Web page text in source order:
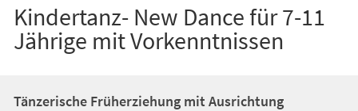
Kindertanz- New Dance für 7-11
Jährige mit Vorkenntnissen
Tänzerische Früherziehung mit Ausrichtung